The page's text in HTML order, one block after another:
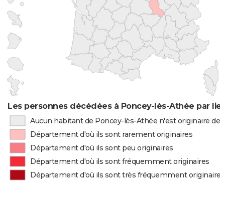
Les personnes décédées à Poncey-lès-Athée par
Aucun habitant de Poncey-lès-Athée n'est originaire de
Département d'où ils sont rarement originaires
Département d'où ils sont peu originaires
Département d'où ils sont fréquemment originaires
Département d'où ils sont très fréquemment originaires